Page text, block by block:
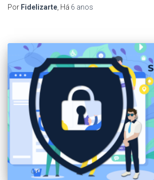
Por Fidelizarte , Há 6 anos